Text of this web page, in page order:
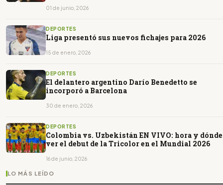
01 de junio, 2026
DEPORTES
Liga presentó sus nuevos fichajes para 2026
15 de enero, 2026
DEPORTES
El delantero argentino Darío Benedetto se
incorporó a Barcelona
30 de enero, 2026
DEPORTES
Colombia vs. Uzbekistán EN VIVO: hora y dónde
ver el debut de la Tricolor en el Mundial 2026
16 de junio, 2026
LO MÁS LEÍDO